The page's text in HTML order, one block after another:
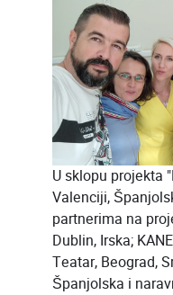
U sklopu projekta
Valenciji,
partnerima na
Dublin, Irska;
Teatar, Beograd,
Španjolska i